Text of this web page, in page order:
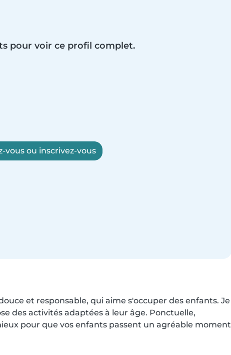
pour voir ce profil complet.
vous ou inscrivez-vous
et responsable, qui aime s'occuper des enfants. Je
des activités adaptées à leur âge. Ponctuelle,
pour que vos enfants passent un agréable moment